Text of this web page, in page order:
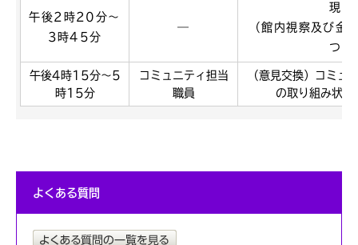
午後2時20分〜
3時45分
―
現場
（館内視察及び金
つい
午後4時15分～5
時15分
コミュニティ担当
職員
（意見交換）コミュ
の取り組み状況
よくある質問